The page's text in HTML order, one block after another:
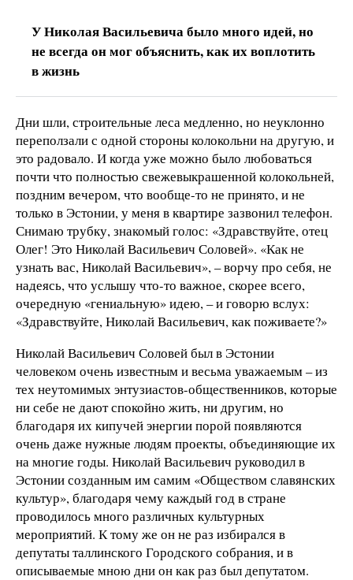
У Николая Васильевича было много идей, но
не всегда он мог объяснить, как их воплотить
в жизнь
Дни шли, строительные леса медленно, но неуклонно
переползали с одной стороны колокольни на другую, и
это радовало. И когда уже можно было любоваться
почти что полностью свежевыкрашенной колокольней,
поздним вечером, что вообще-то не принято, и не
только в Эстонии, у меня в квартире зазвонил телефон.
Снимаю трубку, знакомый голос: «Здравствуйте, отец
Олег! Это Николай Васильевич Соловей». «Как не
узнать вас, Николай Васильевич», – ворчу про себя, не
надеясь, что услышу что-то важное, скорее всего,
очередную «гениальную» идею, – и говорю вслух:
«Здравствуйте, Николай Васильевич, как поживаете?»
Николай Васильевич Соловей был в Эстонии
человеком очень известным и весьма уважаемым – из
тех неутомимых энтузиастов-общественников, которые
ни себе не дают спокойно жить, ни другим, но
благодаря их кипучей энергии порой появляются
очень даже нужные людям проекты, объединяющие их
на многие годы. Николай Васильевич руководил в
Эстонии созданным им самим «Обществом славянских
культур», благодаря чему каждый год в стране
проводилось много различных культурных
мероприятий. К тому же он не раз избирался в
депутаты таллинского Городского собрания, и в
описываемые мною дни он как раз был депутатом.